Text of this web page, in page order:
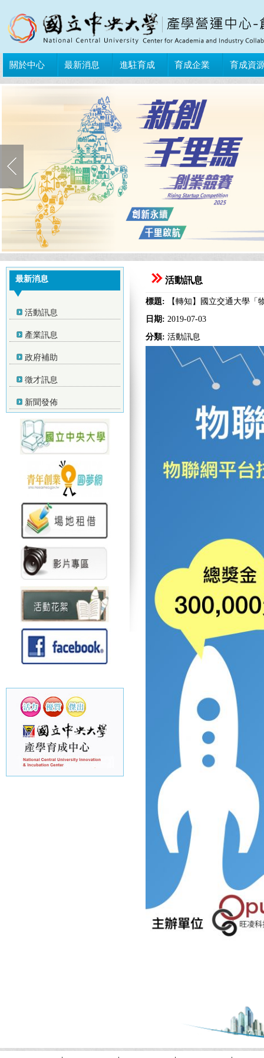
關於中心 最新消息 進駐育成 育成企業 育成資
最新消息
活動訊息
產業訊息
政府補助
徵才訊息
新聞發佈
活動訊息
標題: 【轉知】國立交通大學「
日期: 2019-07-03
分類: 活動訊息